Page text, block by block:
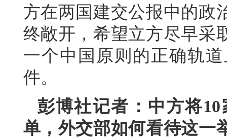
方在两国建交公报中的政
终敞开，希望立方尽早采
一个中国原则的正确轨
件。
彭博社记者：中方将
单，外交部如何看待这一